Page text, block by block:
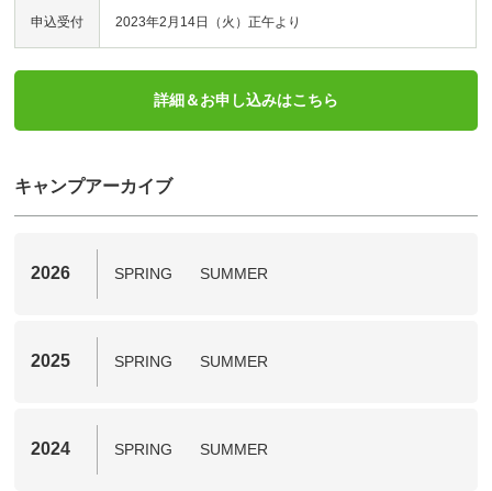
申込受付 2023年2月14日（火）正午より
詳細＆お申し込みはこちら
キャンプアーカイブ
2026 SPRING SUMMER
2025 SPRING SUMMER
2024 SPRING SUMMER